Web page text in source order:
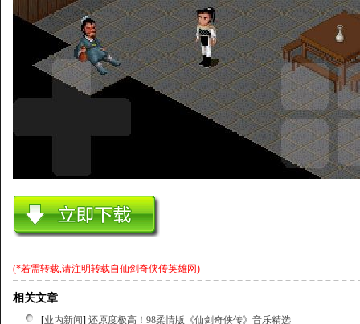
(*若需转载,请注明转载自仙剑奇侠传英雄网)
相关文章
[业内新闻] 还原度极高！98柔情版《仙剑奇侠传》音乐精选